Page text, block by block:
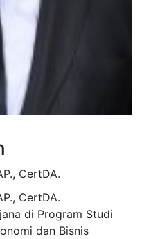
CertDA.
CertDA.
di Program Studi
dan Bisnis